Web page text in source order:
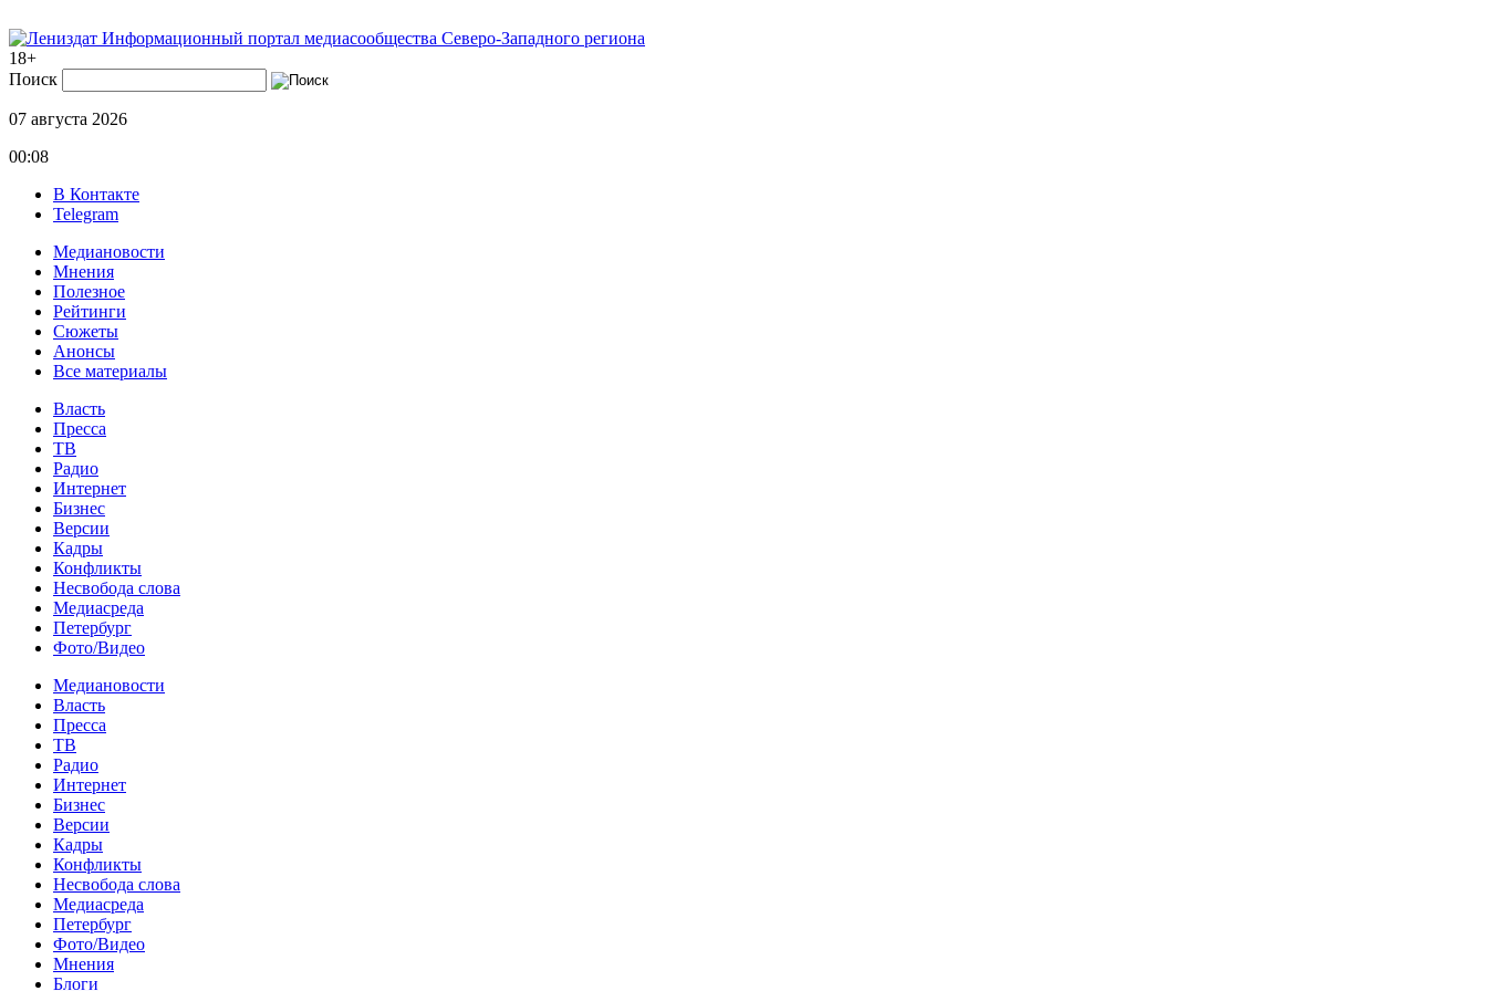
Информационный портал медиасообщества Северо-Западного региона
18+
Поиск
07 августа 2026
00:08
В Контакте
Telegram
Медиановости
Мнения
Полезное
Рейтинги
Сюжеты
Анонсы
Все материалы
Власть
Пресса
ТВ
Радио
Интернет
Бизнес
Версии
Кадры
Конфликты
Несвобода слова
Медиасреда
Петербург
Фото/Видео
Медиановости
Власть
Пресса
ТВ
Радио
Интернет
Бизнес
Версии
Кадры
Конфликты
Несвобода слова
Медиасреда
Петербург
Фото/Видео
Мнения
Блоги